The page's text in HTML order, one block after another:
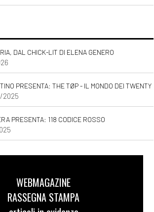
DAL CHICK-LIT DI ELENA GENERO
PRESENTA: THE TØP - IL MONDO DEI TWENTY
2025
PRESENTA: 118 CODICE ROSSO
WEBMAGAZINE
RASSEGNA STAMPA